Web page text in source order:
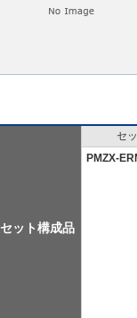
セット構成品
セ
PMZX-